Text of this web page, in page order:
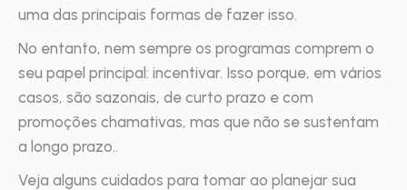
uma das principais formas de fazer isso.
No entanto, nem sempre os programas comprem o
seu papel principal: incentivar. Isso porque, em vários
casos, são sazonais, de curto prazo e com
promoções chamativas, mas que não se sustentam
a longo prazo..
Veja alguns cuidados para tomar ao planejar sua